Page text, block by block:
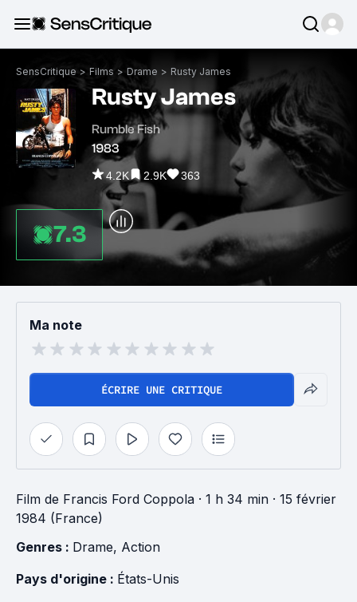
SensCritique > Films > Drame > Rusty James
Rusty James
Rumble Fish
1983
4.2K 2.9K 363
7.3
Ma note
ÉCRIRE UNE CRITIQUE
Film de Francis Ford Coppola · 1 h 34 min · 15 février
1984 (France)
Genres : Drame, Action
Pays d'origine : États-Unis